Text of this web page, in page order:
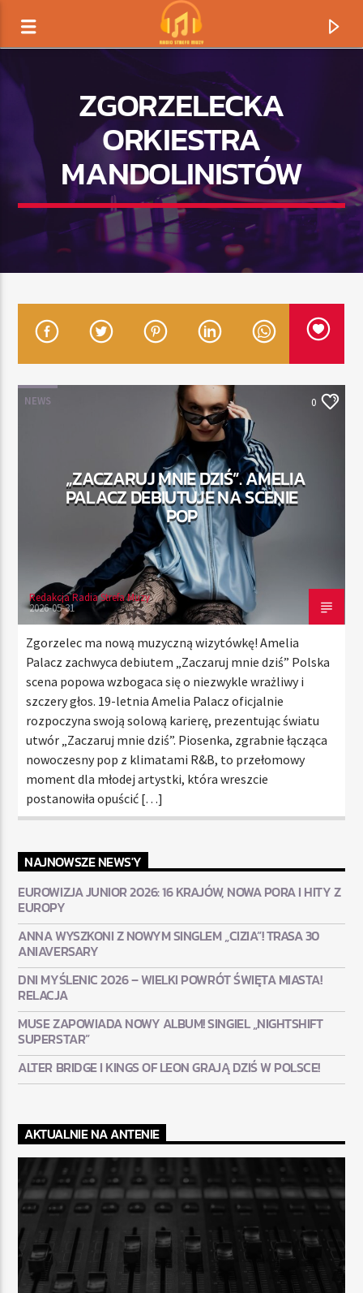
TERAZ GRAMY
TYTUŁ
RADIO STREFA MUZY
00:00 24:00
Radio Strefa Muzy
ZGORZELECKA
ORKIESTRA
MANDOLINISTÓW
NEWS 0
„ZACZARUJ MNIE DZIŚ”. AMELIA
PALACZ DEBIUTUJE NA SCENIE
POP
Redakcja Radia Strefa Muzy
2026-05-31
Zgorzelec ma nową muzyczną wizytówkę! Amelia
Palacz zachwyca debiutem „Zaczaruj mnie dziś” Polska
scena popowa wzbogaca się o niezwykle wrażliwy i
szczery głos. 19-letnia Amelia Palacz oficjalnie
rozpoczyna swoją solową karierę, prezentując światu
utwór „Zaczaruj mnie dziś”. Piosenka, zgrabnie łącząca
nowoczesny pop z klimatami R&B, to przełomowy
moment dla młodej artystki, która wreszcie
postanowiła opuścić […]
NAJNOWSZE NEWS'Y
EUROWIZJA JUNIOR 2026: 16 KRAJÓW, NOWA PORA I HITY Z
EUROPY
ANNA WYSZKONI Z NOWYM SINGLEM „CIZIA”! TRASA 30
ANIAVERSARY
DNI MYŚLENIC 2026 – WIELKI POWRÓT ŚWIĘTA MIASTA!
RELACJA
MUSE ZAPOWIADA NOWY ALBUM! SINGIEL „NIGHTSHIFT
SUPERSTAR”
ALTER BRIDGE I KINGS OF LEON GRAJĄ DZIŚ W POLSCE!
AKTUALNIE NA ANTENIE